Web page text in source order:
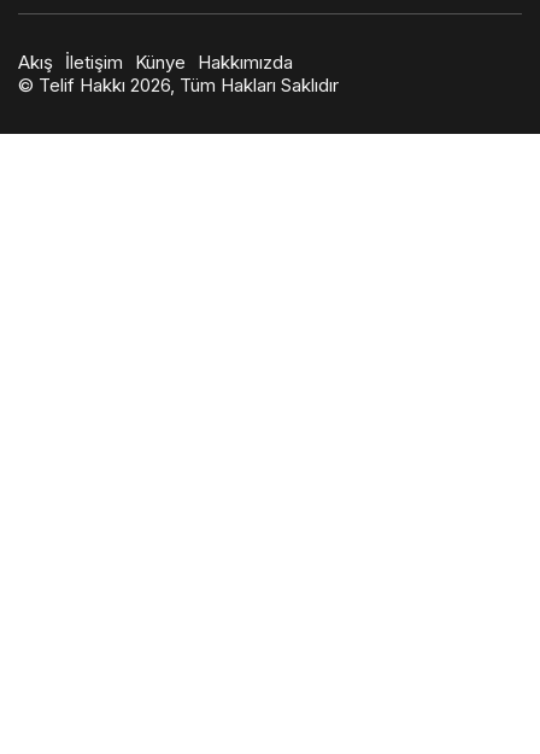
Akış İletişim Künye
Hakkımızda
© Telif Hakkı 2026, Tüm Hakları Saklıdır